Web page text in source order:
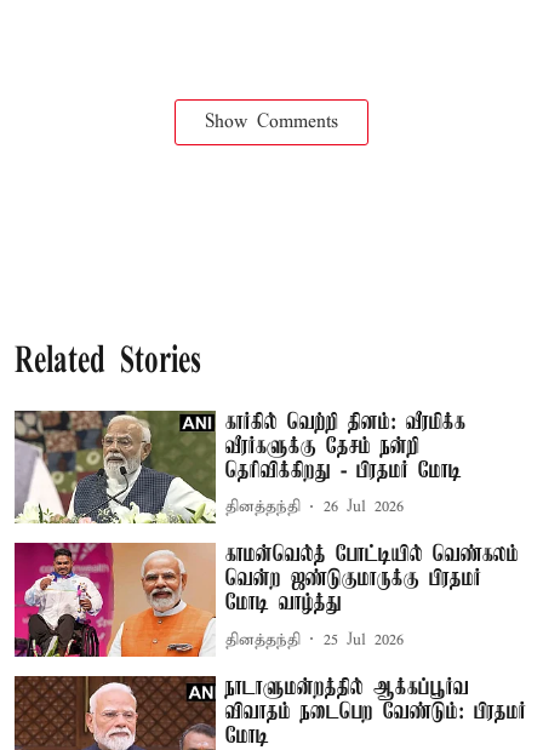
Show Comments
Related Stories
கார்கில் வெற்றி தினம்: வீரமிக்க
வீரர்களுக்கு தேசம் நன்றி
தெரிவிக்கிறது - பிரதமர் மோடி
தினத்தந்தி 26 Jul 2026
காமன்வெல்த் போட்டியில் வெண்கலம்
வென்ற ஜண்டுகுமாருக்கு பிரதமர்
மோடி வாழ்த்து
தினத்தந்தி 25 Jul 2026
நாடாளுமன்றத்தில் ஆக்கப்பூர்வ
விவாதம் நடைபெற வேண்டும்: பிரதமர்
மோடி